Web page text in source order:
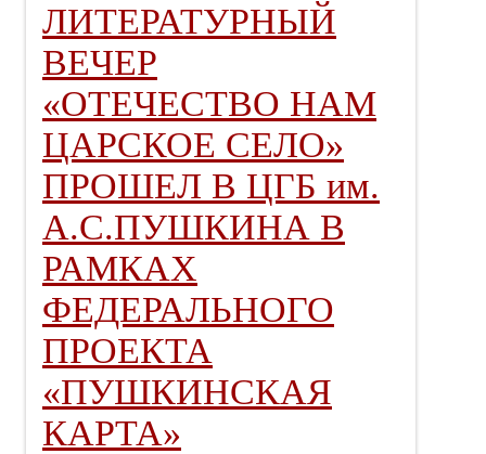
ЛИТЕРАТУРНЫЙ
ВЕЧЕР
«ОТЕЧЕСТВО НАМ
ЦАРСКОЕ СЕЛО»
ПРОШЕЛ В ЦГБ им.
А.С.ПУШКИНА В
РАМКАХ
ФЕДЕРАЛЬНОГО
ПРОЕКТА
«ПУШКИНСКАЯ
КАРТА»